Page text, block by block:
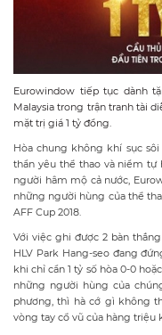
Eurowindow tiếp tục dành
Malaysia trong trận tranh tài
mặt trị giá 1 tỷ đồng.
Hòa chung không khí sục
thần yêu thể thao và niềm tự
người hâm mộ cả nước,
những người hùng của thể
AFF Cup 2018.
Với việc ghi được 2 bàn
HLV Park Hang-seo đang
khi chỉ cần 1 tỷ số hòa 0-0
những người hùng của
phương, thì hà cớ gì không
vòng tay cổ vũ của hàng triệu